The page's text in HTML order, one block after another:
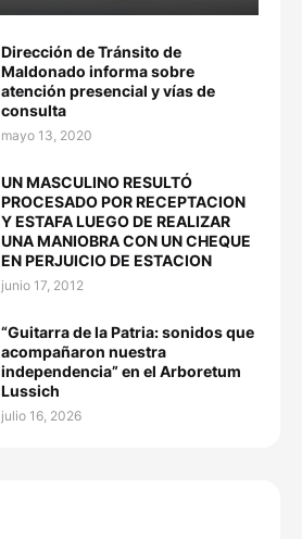
Dirección de Tránsito de
Maldonado informa sobre
atención presencial y vías de
consulta
mayo 13, 2020
UN MASCULINO RESULTÓ
PROCESADO POR RECEPTACION
Y ESTAFA LUEGO DE REALIZAR
UNA MANIOBRA CON UN CHEQUE
EN PERJUICIO DE ESTACION
junio 17, 2012
“Guitarra de la Patria: sonidos que
acompañaron nuestra
independencia” en el Arboretum
Lussich
julio 16, 2026